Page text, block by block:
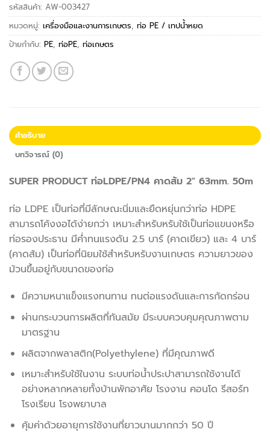
รหัสสินค้า: AW-003427
หมวดหมู่: เครื่องมือและงานการเกษตร, ท่อ PE / เทปน้ำหยด
ป้ายกำกับ: PE, ท่อPE, ท่อเกษตร
คำอธิบาย
บทวิจารณ์ (0)
SUPER PRODUCT ท่อLDPE/PN4 คาดส้ม 2″ 63mm. 50m
ท่อ LDPE เป็นท่อที่มีลักษณะนิ่มและยืดหยุ่นกว่าท่อ HDPE
สามารถโค้งงอได้ง่ายกว่า เหมาะสำหรับหรับใช้เป็นท่อแขนงหรือ
ท่อรองประธาน มีค่ำทนแรงดัน 2.5 บาร์ (คาดเขียว) และ 4 บาร์
(คาดส้ม) เป็นท่อที่นิยมใช้สำหรับหรับงานเกษตร ความยาวของ
ม้วนขึ้นอยู่กับขนาดของท่อ
มีความหนาแข็งแรงทนทาน ทนต่อแรงดันและการกัดกร่อน
ผ่านกระบวนการผลิตที่ทันสมัย มีระบบควบคุมคุณภาพตาม
มาตรฐาน
ผลิตจากพลาสติก(Polyethylene) ที่มีคุณภาพดี
เหมาะสำหรับใช้ในงาน ระบบท่อน้ำประปาสามารถใช้งานได้
อย่างหลากหลายทั้งบ้านพักอาศัย โรงงาน คอนโด รีสอร์ท
โรงเรียน โรงพยาบาล
คุ้มค่าด้วยอายุการใช้งานที่ยาวนานมากกว่า 50 ปี